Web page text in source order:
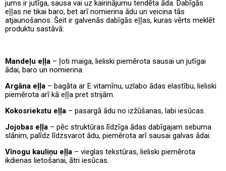
jums ir jutīga, sausa vai uz kairinājumu tendēta āda. Dabīgās
eļļas ne tikai baro, bet arī nomierina ādu un veicina tās
atjaunošanos. Šeit ir galvenās dabīgās eļļas, kuras vērts meklēt
produktu sastāvā:
Mandeļu eļļa – ļoti maiga, lieliski piemērota sausai un jutīgai
ādai, baro un nomierina.
Argāna eļļa – bagāta ar E vitamīnu, uzlabo ādas elastību, lieliski
piemērota arī kā eļļa pret strijām.
Kokosriekstu eļļa – pasargā ādu no izžūšanas, labi iesūcas.
Jojobas eļļa – pēc struktūras līdzīga ādas dabīgajam sebuma
slānim, palīdz līdzsvarot ādu, piemērota arī sausai galvas ādai.
Vīnogu kauliņu eļļa – vieglas tekstūras, lieliski piemērota
ikdienas lietošanai, ātri iesūcas.